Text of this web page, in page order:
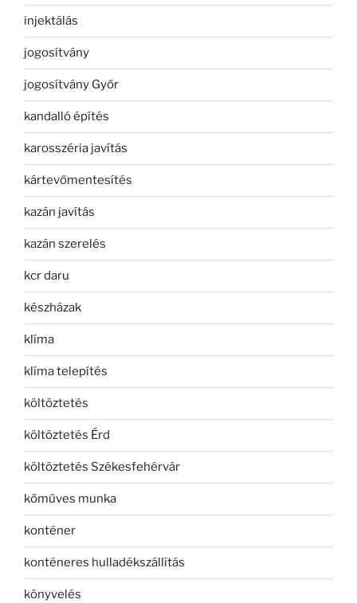
injektálás
jogosítvány
jogosítvány Győr
kandalló építés
karosszéria javítás
kártevőmentesítés
kazán javítás
kazán szerelés
kcr daru
készházak
klíma
klíma telepítés
költöztetés
költöztetés Érd
költöztetés Székesfehérvár
kőműves munka
konténer
konténeres hulladékszállítás
könyvelés